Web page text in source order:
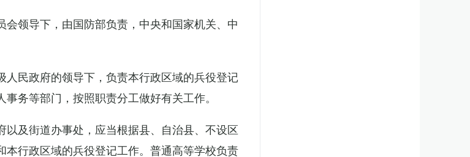
领导下，由国防部负责，中央和国家机关、中
民政府的领导下，负责本行政区域的兵役登记
务等部门，按照职责分工做好有关工作。
及街道办事处，应当根据县、自治县、不设区
行政区域的兵役登记工作。普通高等学校负责